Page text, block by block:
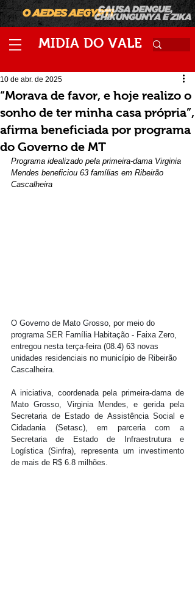
MIDIA DO VALE
“Morava de favor, e hoje realizo o
sonho de ter minha casa própria”,
afirma beneficiada por programa
do Governo de MT
10 de abr. de 2025
Programa idealizado pela primeira-dama Virginia
Mendes beneficiou 63 famílias em Ribeirão
Cascalheira
O Governo de Mato Grosso, por meio do
programa SER Família Habitação - Faixa Zero,
entregou nesta terça-feira (08.4) 63 novas
unidades residenciais no município de Ribeirão
Cascalheira.
A iniciativa, coordenada pela primeira-dama de
Mato Grosso, Virginia Mendes, e gerida pela
Secretaria de Estado de Assistência Social e
Cidadania (Setasc), em parceria com a
Secretaria de Estado de Infraestrutura e
Logística (Sinfra), representa um investimento
de mais de R$ 6.8 milhões.